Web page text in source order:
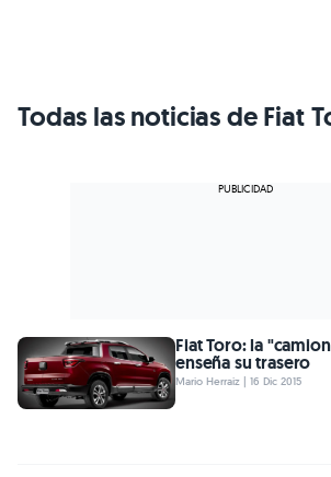
Todas las noticias de Fiat
Fiat Toro: la
enseña su trasero
Mario Herraiz | 16 Dic 2015